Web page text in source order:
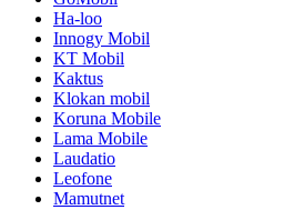
Ha-loo
Innogy Mobil
KT Mobil
Kaktus
Klokan mobil
Koruna Mobile
Lama Mobile
Laudatio
Leofone
Mamutnet